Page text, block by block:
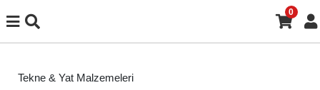
0
Tekne & Yat Malzemeleri